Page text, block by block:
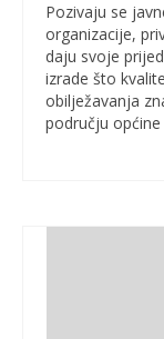
Pozivaju se
organizacije,
daju svoje
izrade što
obilježavanja
području